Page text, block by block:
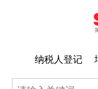
纳税人登记